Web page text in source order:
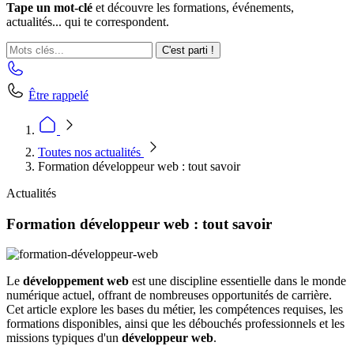
Tape un mot-clé et découvre les formations, événements,
actualités... qui te correspondent.
C'est parti !
Être rappelé
Toutes nos actualités
Formation développeur web : tout savoir
Actualités
Formation développeur web : tout savoir
Le développement web est une discipline essentielle dans le monde
numérique actuel, offrant de nombreuses opportunités de carrière.
Cet article explore les bases du métier, les compétences requises, les
formations disponibles, ainsi que les débouchés professionnels et les
missions typiques d'un développeur web.